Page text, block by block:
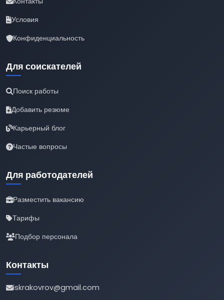
Условия
Конфиденциальность
Для соискателей
Поиск работы
Добавить резюме
Карьерный блог
Частые вопросы
Для работодателей
Разместить вакансию
Тарифы
Подбор персонала
Контакты
iskrakovrov@gmail.com